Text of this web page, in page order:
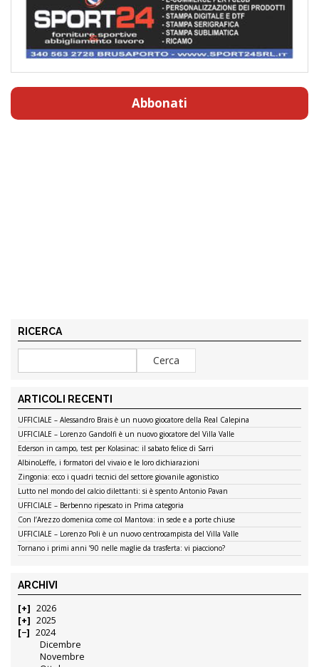
Abbonati
RICERCA
ARTICOLI RECENTI
UFFICIALE – Alessandro Brais è un nuovo giocatore della Real Calepina
UFFICIALE – Lorenzo Gandolfi è un nuovo giocatore del Villa Valle
Ederson in campo, test per Kolasinac: il sabato felice di Sarri
AlbinoLeffe, i formatori del vivaio e le loro dichiarazioni
Zingonia: ecco i quadri tecnici del settore giovanile agonistico
Lutto nel mondo del calcio dilettanti: si è spento Antonio Pavan
UFFICIALE – Berbenno ripescato in Prima categoria
Con l’Arezzo domenica come col Mantova: in sede e a porte chiuse
UFFICIALE – Lorenzo Poli è un nuovo centrocampista del Villa Valle
Tornano i primi anni ’90 nelle maglie da trasferta: vi piacciono?
ARCHIVI
2026
2025
2024
Dicembre
Novembre